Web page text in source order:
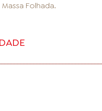
Massa Folhada.